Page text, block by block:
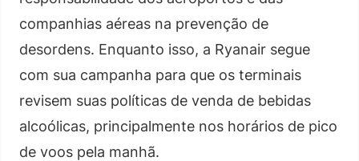
companhias aéreas na prevenção de
desordens. Enquanto isso, a Ryanair segue
com sua campanha para que os terminais
revisem suas políticas de venda de bebidas
alcoólicas, principalmente nos horários de pico
de voos pela manhã.